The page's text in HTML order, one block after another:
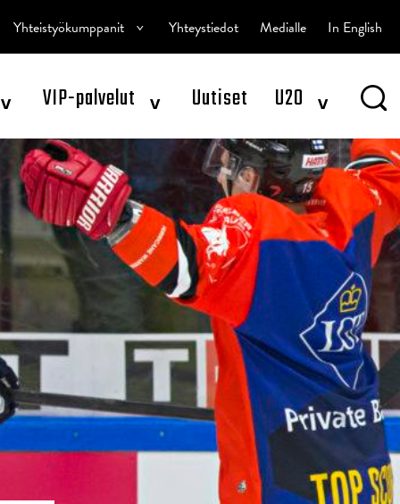
^ VIP-palvelut ^ Uutiset U20 ^
Yhteistyökumppanit ^ Yhteystiedot Medialle In English